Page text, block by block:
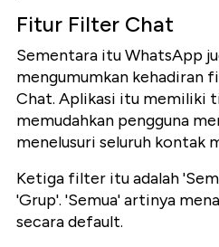
Fitur Filter Chat
Sementara itu WhatsApp
mengumumkan kehadiran
Chat. Aplikasi itu memiliki
memudahkan pengguna
menelusuri seluruh kontak
Ketiga filter itu adalah
'Grup'. 'Semua' artinya
secara default.